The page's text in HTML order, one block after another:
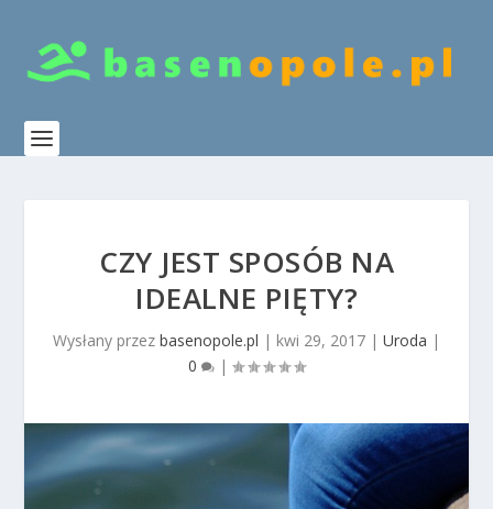
CZY JEST SPOSÓB NA
IDEALNE PIĘTY?
Wysłany przez basenopole.pl | kwi 29, 2017 | Uroda |
0
|